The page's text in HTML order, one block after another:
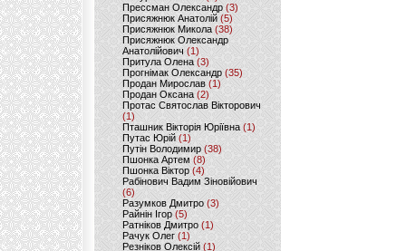
Прессман Олександр(3)
Присяжнюк Анатолій (5)
Присяжнюк Микола (38)
Присяжнюк Олександр
Анатолійович (1)
Притула Олена (3)
Прогнімак Олександр(35)
Продан Мирослав(1)
Продан Оксана (2)
Протас Святослав Вікторович
(1)
Пташник Вікторія Юріївна (1)
Путас Юрій (1)
Путін Володимир(38)
Пшонка Артем (8)
Пшонка Віктор(4)
Рабінович Вадим Зіновійович
(6)
Разумков Дмитро (3)
Райнін Ігор(5)
Ратніков Дмитро (1)
Рачук Олег (1)
Резніков Олексій(1)